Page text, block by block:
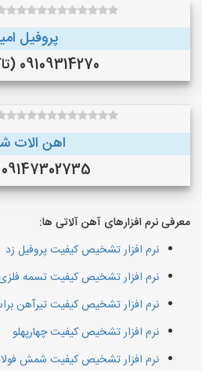
پروفیل
09109314270 (تاکستان )
اهن الات
09147302735 (شال)
معرفی نرم افزارهای آهن آلاتی ها:
نرم افزار تشخیص کیفیت پروفیل زد
نرم افزار تشخیص کیفیت تسمه
نرم افزار تشخیص کیفیت تیرآهن
نرم افزار تشخیص کیفیت چهارپهلو
نرم افزار تشخیص کیفیت شمش